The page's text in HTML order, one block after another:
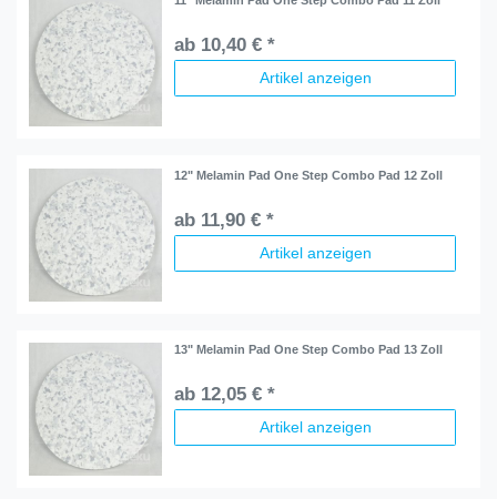
ab 10,40 € *
Artikel anzeigen
12" Melamin Pad One Step Combo Pad 12 Zoll
ab 11,90 € *
Artikel anzeigen
13" Melamin Pad One Step Combo Pad 13 Zoll
ab 12,05 € *
Artikel anzeigen